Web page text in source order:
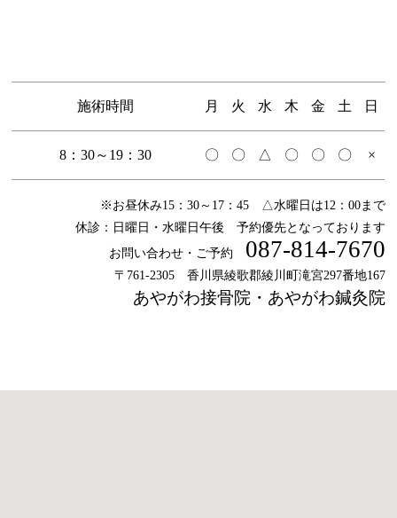
施術時間 月 火 水 木 金 土 日
8：30～19：30 〇 〇 △ 〇 〇 〇 ×
※お昼休み15：30～17：45 △水曜日は12：00まで
休診：日曜日・水曜日午後 予約優先となっております
お問い合わせ・ご予約 087-814-7670
〒761-2305 香川県綾歌郡綾川町滝宮297番地167
あやがわ接骨院・あやがわ鍼灸院